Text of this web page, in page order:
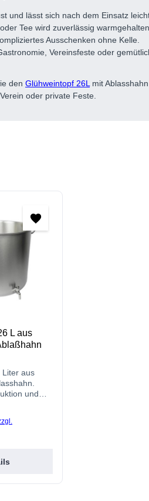
und lässt sich nach dem Einsatz
Tee wird zuverlässig warmgehalten.
Ausschenken ohne Kelle.
Vereinsfeste oder
den Glühweintopf 26L mit
oder private Feste.
L aus
Liter aus
und